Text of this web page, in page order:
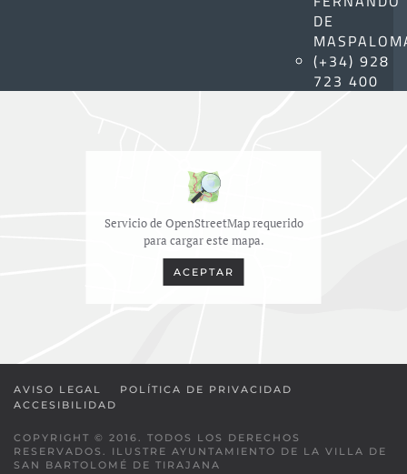
DE
(+34) 928
723 400
Servicio de OpenStreetMap requerido
para cargar este mapa.
ACEPTAR
AVISO LEGAL
POLÍTICA DE PRIVACIDAD
ACCESIBILIDAD
COPYRIGHT © 2016. TODOS LOS DERECHOS
RESERVADOS. ILUSTRE AYUNTAMIENTO DE LA VILLA DE
SAN BARTOLOMÉ DE TIRAJANA